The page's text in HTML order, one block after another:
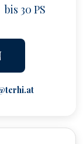
bis 30 PS